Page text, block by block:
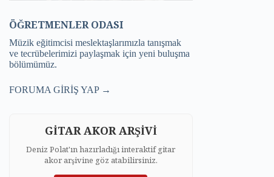
ÖĞRETMENLER ODASI
Müzik eğitimcisi meslektaşlarımızla tanışmak
ve tecrübelerimizi paylaşmak için yeni buluşma
bölümümüz.
FORUMA GİRİŞ YAP →
GİTAR AKOR ARŞİVİ
Deniz Polat'ın hazırladığı interaktif gitar
akor arşivine göz atabilirsiniz.